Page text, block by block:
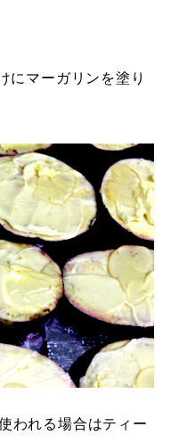
にマーガリンを塗り
われる場合はティー